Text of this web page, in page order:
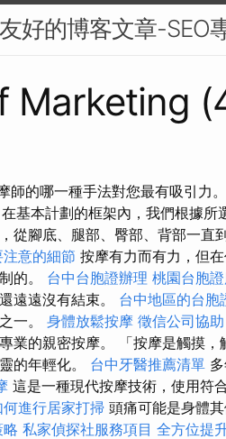
好的博客文章-SEO
Marketing
師的哪一種手法對您最有吸引力。
在基本計劃的框架內，我們根據所
從腳底、腿部、臀部、背部一直
意的細節 按摩有力而有力，但
的。 台中台胞證辦理 桃園台胞
遠遠沒有結束。 台中地區的台胞
一。 身體放鬆按摩 徵信公司協助
業的親密按摩。 「按摩是觸摸
的年輕化。 台中牙醫推薦清單
這是一種現代按摩技術，使用符
何進行居家打掃 頭痛可能是身體
私家偵探社服務項目 全方位提